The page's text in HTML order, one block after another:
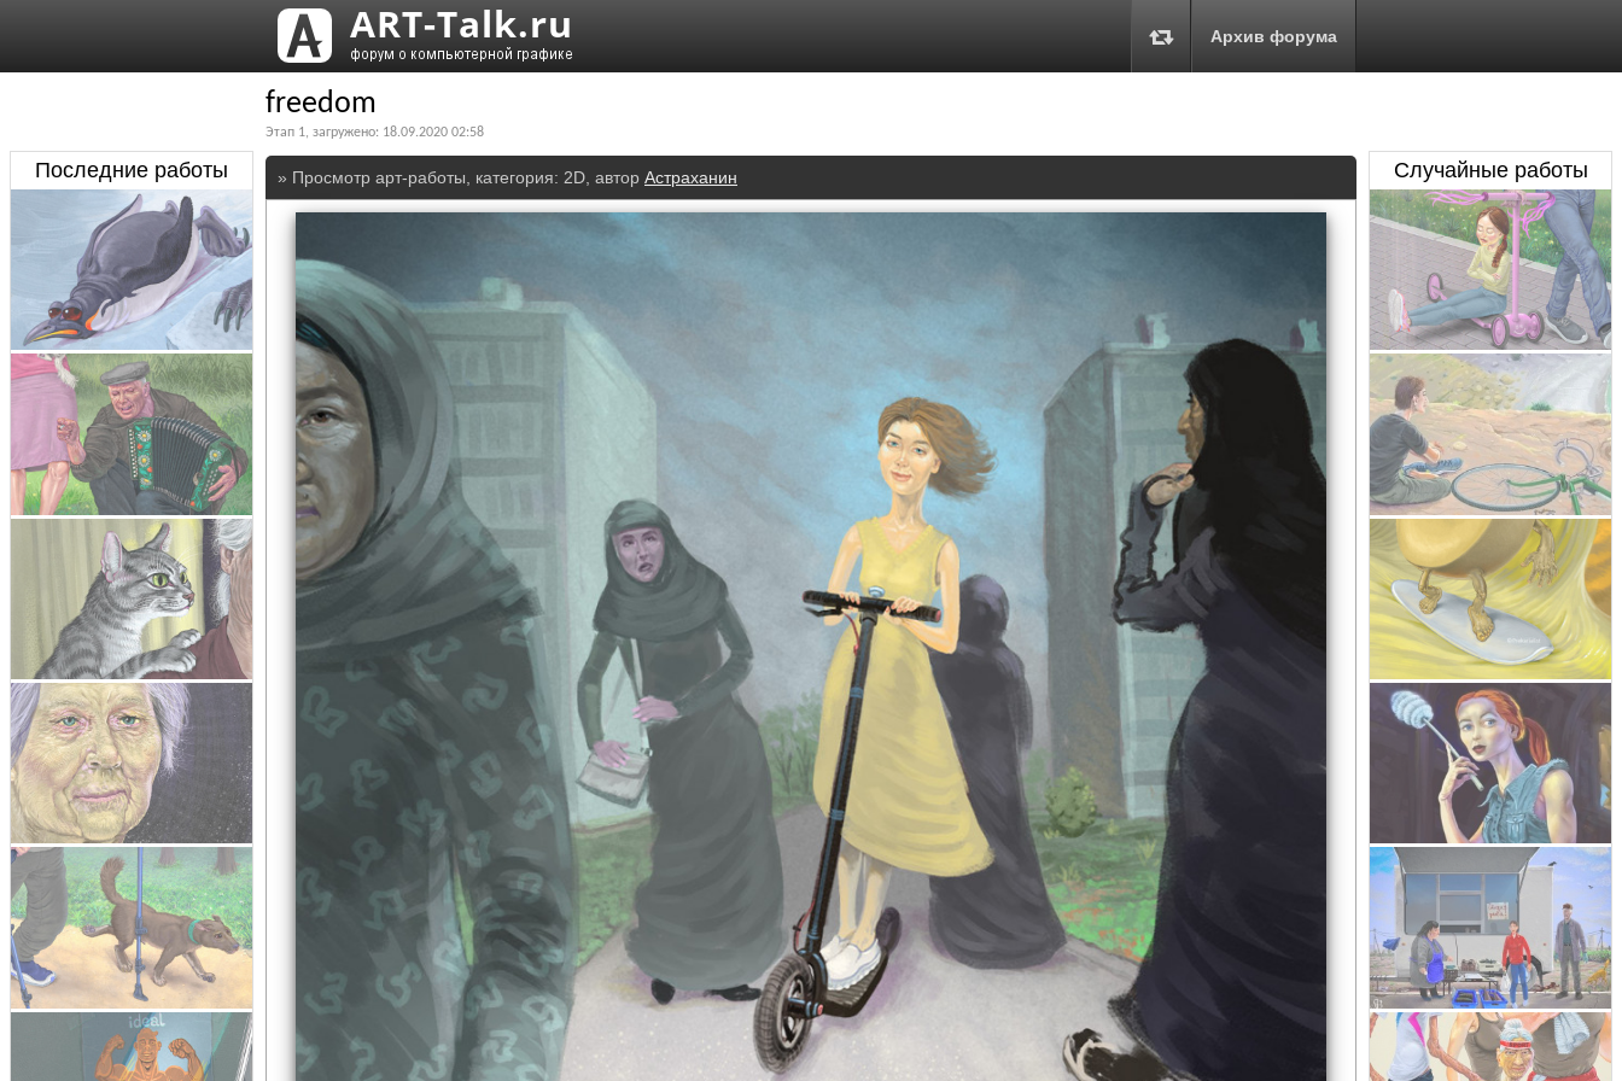
Архив форума
freedom
Этап 1, загружено: 18.09.2020 02:58
» Просмотр арт-работы, категория: 2D , автор Астраханин
Последние работы Случайные работы